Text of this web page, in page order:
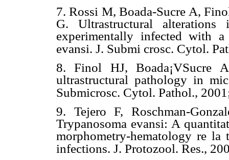
7. Rossi M, Boada-Sucre A,
G. Ultrastructural
experimentally infected with
evansi. J. Submi crosc. Cytol.
8. Finol HJ, Boada¡VSucre
ultrastructural pathology in
Submicrosc. Cytol. Pathol.,
9. Tejero F, Roschman-
Trypanosoma evansi: A
morphometry-hematology re
infections. J. Protozool. Res.,